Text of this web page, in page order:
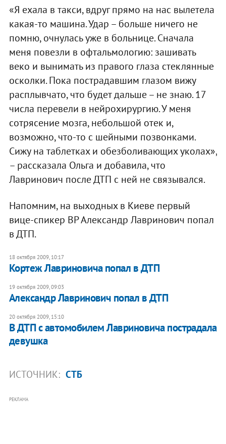
«Я ехала в такси, вдруг прямо на нас вылетела
какая-то машина. Удар – больше ничего не
помню, очнулась уже в больнице. Сначала
меня повезли в офтальмологию: зашивать
веко и вынимать из правого глаза стеклянные
осколки. Пока пострадавшим глазом вижу
расплывчато, что будет дальше – не знаю. 17
числа перевели в нейрохирургию. У меня
сотрясение мозга, небольшой отек и,
возможно, что-то с шейными позвонками.
Сижу на таблетках и обезболивающих уколах»,
– рассказала Ольга и добавила, что
Лавринович после ДТП с ней не связывался.
Напомним, на выходных в Киеве первый
вице-спикер ВР Александр Лавринович попал
в ДТП.
18 октября 2009, 10:17
Кортеж Лавриновича попал в ДТП
19 октября 2009, 09:03
Александр Лавринович попал в ДТП
20 октября 2009, 15:10
В ДТП с автомобилем Лавриновича пострадала
девушка
ИСТОЧНИК: СТБ
РЕКЛАМА